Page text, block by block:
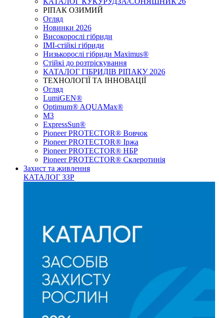
РІПАК ОЗИМИЙ
Огляд
Новинки 2026
Високорослі гібриди
IMI-стійкі гібриди
Низькорослі гібриди Maximus®
Стійкі до розтріскування
КАТАЛОГ ГІБРИДІВ РІПАКУ 2026
ТЕХНОЛОГІЇ ТА ІННОВАЦІЇ
Огляд
LumiGEN®
Optimum® AQUAMax®
М3
ExpressSun®
Pioneer PROTECTOR® Вовчок
Pioneer PROTECTOR® Іржа
Pioneer PROTECTOR® НБР
Pioneer PROTECTOR® Склеротинія
Захист та живлення
КАТАЛОГ ЗЗР